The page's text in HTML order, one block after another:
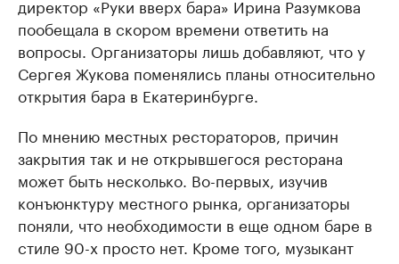
директор «Руки вверх бара» Ирина Разумкова
пообещала в скором времени ответить на
вопросы. Организаторы лишь добавляют, что у
Сергея Жукова поменялись планы относительно
открытия бара в Екатеринбурге.
По мнению местных рестораторов, причин
закрытия так и не открывшегося ресторана
может быть несколько. Во-первых, изучив
конъюнктуру местного рынка, организаторы
поняли, что необходимости в еще одном баре в
стиле 90-х просто нет. Кроме того, музыкант